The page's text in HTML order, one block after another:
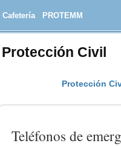
Cafetería PROTEMM
Protección Civil
Protección
Teléfonos de